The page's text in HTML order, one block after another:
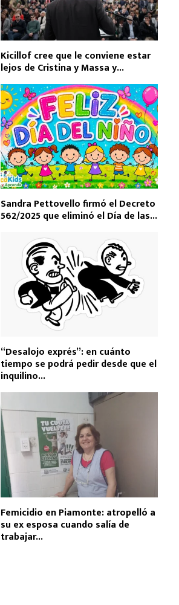
Kicillof cree que le conviene estar
lejos de Cristina y Massa y...
Sandra Pettovello firmó el Decreto
562/2025 que eliminó el Día de las...
“Desalojo exprés”: en cuánto
tiempo se podrá pedir desde que el
inquilino...
Femicidio en Piamonte: atropelló a
su ex esposa cuando salía de
trabajar...